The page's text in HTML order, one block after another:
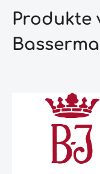
Produkte